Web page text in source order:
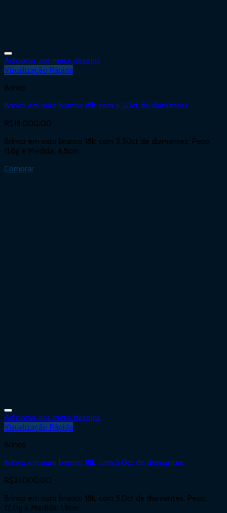
Adicionar aos meus desejos
Visualização Rápida
Brinco
Brinco em ouro branco 18k, com 5.50ct de diamantes
R$18.000,00
Brinco em ouro branco 18k, com 5.50ct de diamantes. Peso:
11,8g e Medida: 4,8cm .
Comprar
Adicionar aos meus desejos
Visualização Rápida
Brinco
Brinco em ouro branco 18k, com 5.0ct de diamantes
R$21.000,00
Brinco em ouro branco 18k, com 5.0ct de diamantes. Peso:
12,0g e Medida: 1,9cm .